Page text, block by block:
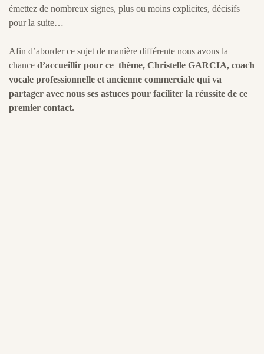
émettez de nombreux signes, plus ou moins explicites, décisifs
pour la suite…
Afin d’aborder ce sujet de manière différente nous avons la
chance d’accueillir pour ce thème, Christelle GARCIA, coach
vocale professionnelle et ancienne commerciale qui va
partager avec nous ses astuces pour faciliter la réussite de ce
premier contact.